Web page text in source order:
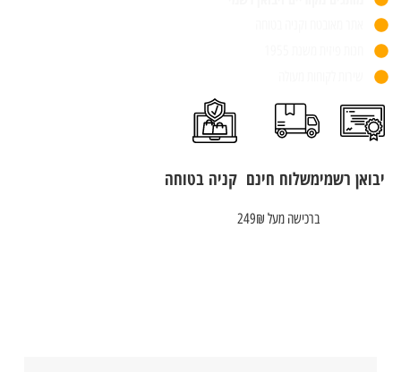
יבואן רשמימשלוח חינם
ברכישה מעל 249₪
קניה בטוחה